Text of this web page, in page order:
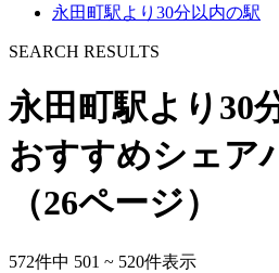
永田町駅より30分以内の駅
SEARCH RESULTS
永田町駅より30
おすすめシェア
（26ページ）
572件中 501 ~ 520件表示